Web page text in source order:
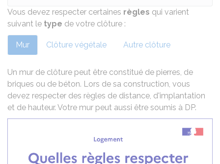
Vous devez respecter certaines règles qui varient
suivant le type de votre clôture :
Mur Clôture végétale Autre clôture
Un mur de clôture peut être constitué de pierres, de
briques ou de béton. Lors de sa construction, vous
devez respecter des règles de distance, d'implantation
et de hauteur. Votre mur peut aussi être soumis à DP.